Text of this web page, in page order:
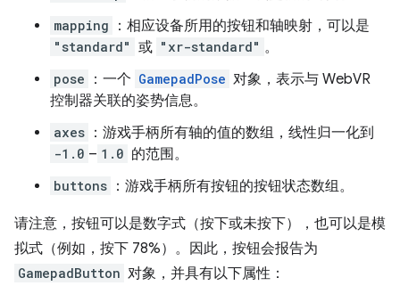
mapping ：相应设备所用的按钮和轴映射，可以是
"standard" 或 "xr-standard" 。
pose ：一个 GamepadPose 对象，表示与 WebVR
控制器关联的姿势信息。
axes ：游戏手柄所有轴的值的数组，线性归一化到
-1.0 – 1.0 的范围。
buttons ：游戏手柄所有按钮的按钮状态数组。
请注意，按钮可以是数字式（按下或未按下），也可以是模
拟式（例如，按下 78%）。因此，按钮会报告为
GamepadButton 对象，并具有以下属性：